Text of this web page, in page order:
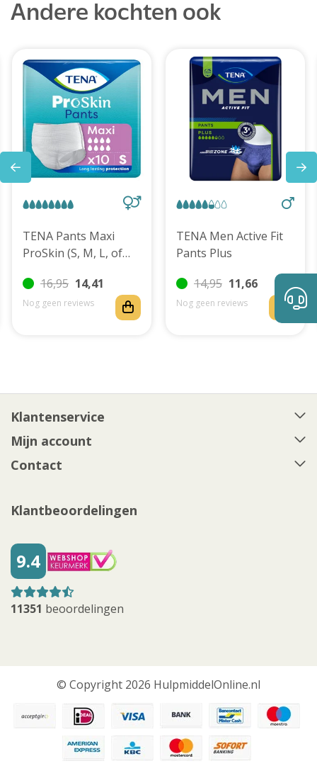
Andere kochten ook
TENA Pants Maxi
ProSkin (S, M, L, of
16,95 14,41
Nog geen reviews
TENA Men Active Fit
Pants Plus
14,95 11,66
Nog geen reviews
Klantenservice
Mijn account
Contact
Klantbeoordelingen
9.4
11351 beoordelingen
© Copyright 2026 HulpmiddelOnline.nl